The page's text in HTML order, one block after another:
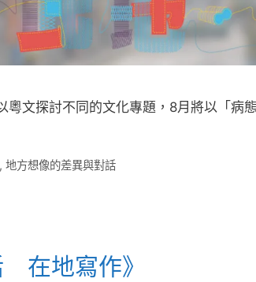
粵文探討不同的文化專題，8月將以「病
, 地方想像的差異與對話
在地寫作》